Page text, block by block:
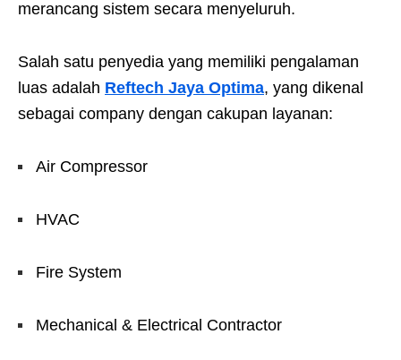
merancang sistem secara menyeluruh.
Salah satu penyedia yang memiliki pengalaman
luas adalah Reftech Jaya Optima, yang dikenal
sebagai company dengan cakupan layanan:
Air Compressor
HVAC
Fire System
Mechanical & Electrical Contractor